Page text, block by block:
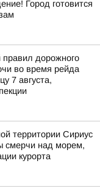
Город готовится
дорожного
во время рейда
7 августа,
территории Сириус
смерчи над морем,
курорта